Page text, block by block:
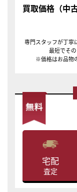
買取価格（中
専門スタッフが丁寧
最短でそ
※価格はお品物
宅配
査定